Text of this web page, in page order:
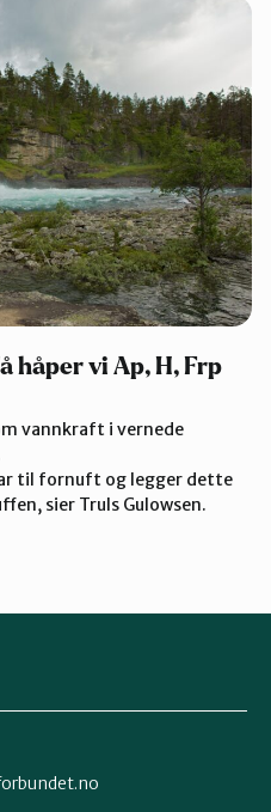
håper vi Ap, H, Frp
vannkraft i vernede
til fornuft og legger dette
sier Truls Gulowsen.